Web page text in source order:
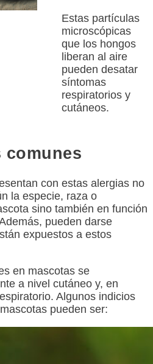
Estas partículas
microscópicas
que los hongos
liberan al aire
pueden desatar
síntomas
respiratorios y
cutáneos.
comunes
con estas alergias no
la especie, raza o
sino también en función
pueden darse
expuestos a estos
en mascotas se
a nivel cutáneo y, en
Algunos indicios
pueden ser: